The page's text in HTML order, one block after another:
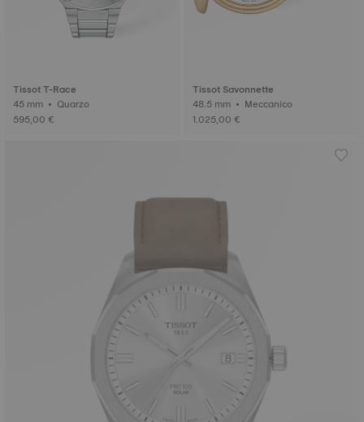
Tissot T-Race
45 mm • Quarzo
595,00 €
Tissot Savonnette
48.5 mm • Meccanico
1.025,00 €